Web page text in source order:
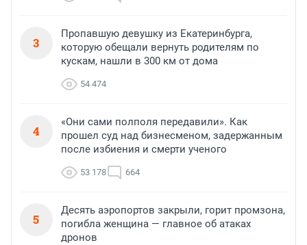
3
Пропавшую девушку из Екатеринбурга,
которую обещали вернуть родителям по
кускам, нашли в 300 км от дома
54 474
4
«Они сами полполя передавили». Как
прошел суд над бизнесменом, задержанным
после избиения и смерти ученого
53 178 664
5
Десять аэропортов закрыли, горит промзона,
погибла женщина — главное об атаках
дронов